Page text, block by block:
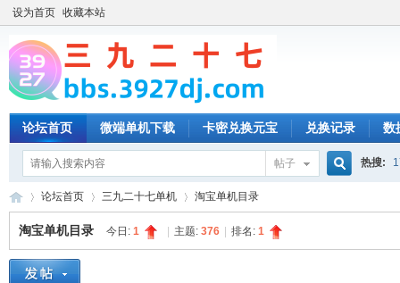
设为首页 收藏本站
论坛首页 微端单机下载 卡密兑换元宝 兑换记录 数
帖子 热搜:
»
论坛首页 三九二十七单机 淘宝单机目录
淘宝单机目录 今日: 1 主题: 376 排名: 1